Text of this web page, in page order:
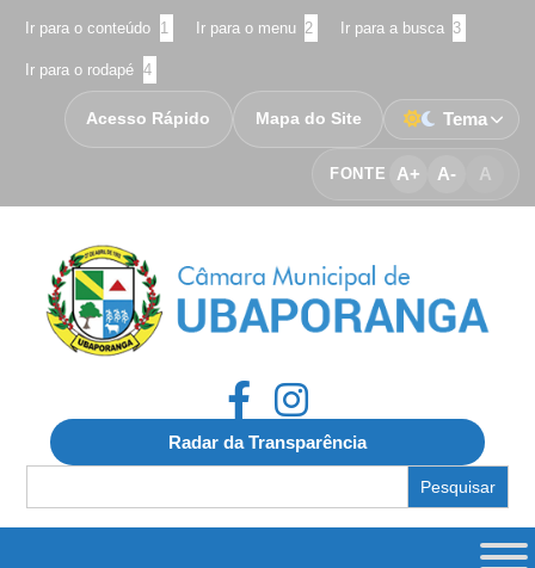
Ir para o conteúdo 1 Ir para o menu 2 Ir para a busca 3
Ir para o rodapé 4
FONTE A+ A- A
Acesso Rápido Mapa do Site Tema
Radar da Transparência
for: